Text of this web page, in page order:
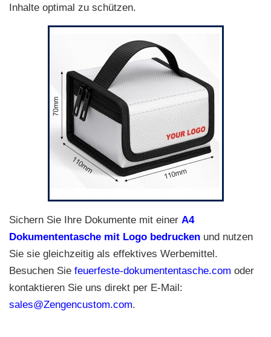
Inhalte optimal zu schützen.
Sichern Sie Ihre Dokumente mit einer A4
Dokumententasche mit Logo bedrucken und nutzen
Sie sie gleichzeitig als effektives Werbemittel.
Besuchen Sie feuerfeste-dokumententasche.com oder
kontaktieren Sie uns direkt per E-Mail:
sales@Zengencustom.com.